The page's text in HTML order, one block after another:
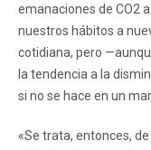
emanaciones de CO2
nuestros hábitos a
cotidiana, pero
la tendencia a la
si no se hace en un
«Se trata, entonces,